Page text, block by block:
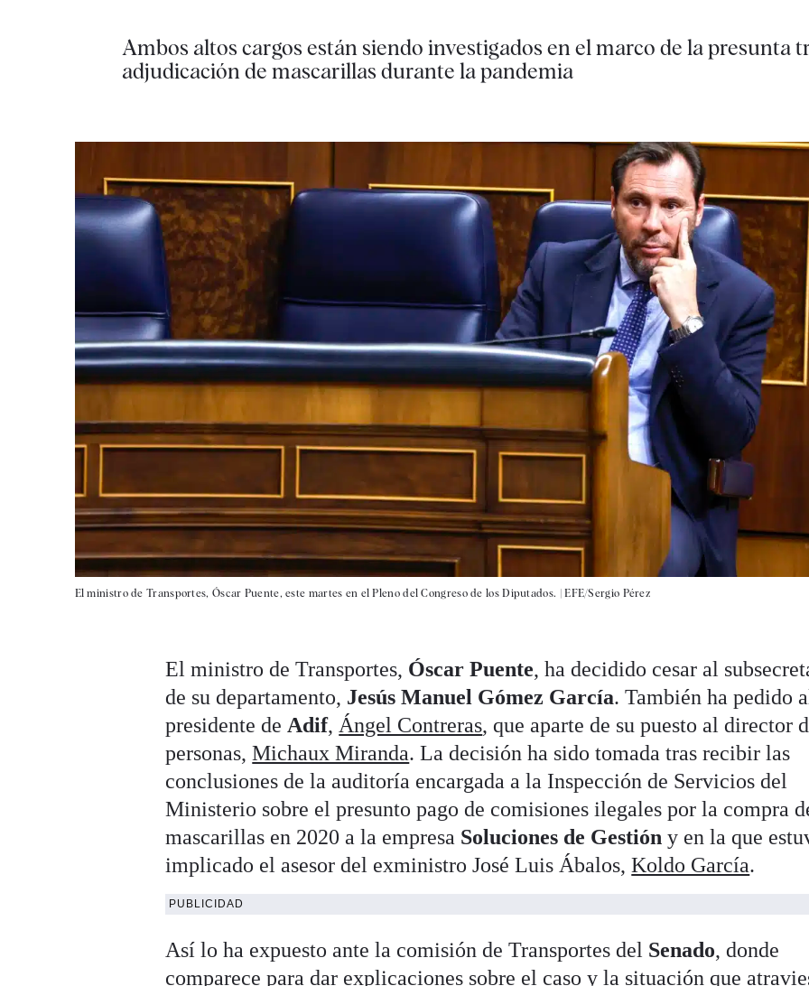
Ambos altos cargos están siendo investigados en el marco de la presunta
adjudicación de mascarillas durante la pandemia
El ministro de Transportes, Óscar Puente, este martes en el Pleno del Congreso de los Diputados. |EFE/Sergio Pérez
El ministro de Transportes, Óscar Puente, ha decidido cesar al
de su departamento, Jesús Manuel Gómez García. También ha pedido
presidente de Adif, Ángel Contreras, que aparte de su puesto al director
personas,Michaux Miranda. La decisión ha sido tomada tras recibir las
conclusiones de la auditoría encargada a la Inspección de Servicios del
Ministerio sobre el presunto pago de comisiones ilegales por la compra
mascarillas en 2020 a la empresa Soluciones de Gestión y en la que
implicado el asesor del exministro José Luis Ábalos,Koldo García.
PUBLICIDAD
Así lo ha expuesto ante la comisión de Transportes del Senado, donde
comparece para dar explicaciones sobre el caso y la situación que